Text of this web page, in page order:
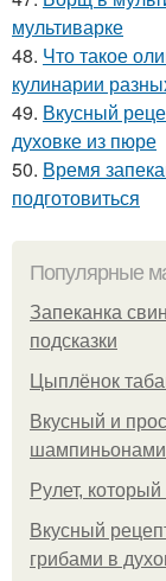
мультиварке
48. Что такое
кулинарии
49. Вкусный
духовке из пюре
50. Время
подготовиться
Популярные
Запеканка
подсказки
Цыплёнок
Вкусный и
шампиньонами
Рулет,
Вкусный
грибами в